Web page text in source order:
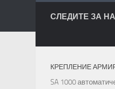
СЛЕДИТЕ ЗА
КРЕПЛЕНИЕ
SA 1000